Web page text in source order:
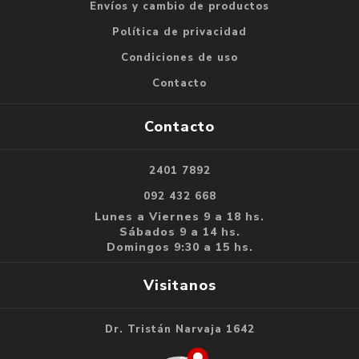
Envíos y cambio de productos
Política de privacidad
Condiciones de uso
Contacto
Contacto
2401 7892
092 432 668
Lunes a Viernes 9 a 18 hs.
Sábados 9 a 14 hs.
Domingos 9:30 a 15 hs.
Visitanos
Dr. Tristán Narvaja 1642